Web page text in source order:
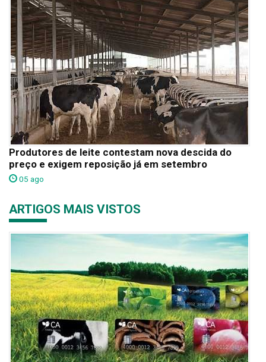
Produtores de leite contestam nova descida do
preço e exigem reposição já em setembro
05 ago
ARTIGOS MAIS VISTOS